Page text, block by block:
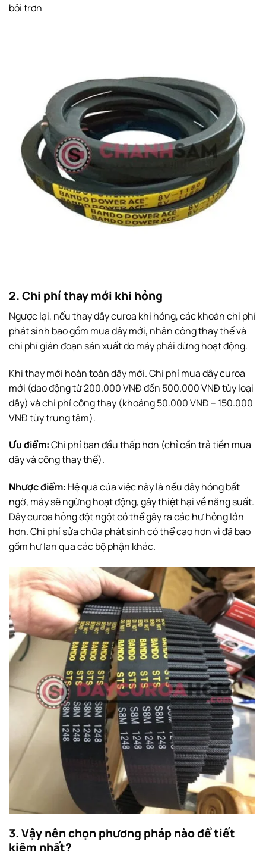
bôi trơn
2. Chi phí thay mới khi hỏng
Ngược lại, nếu thay dây curoa khi hỏng, các khoản chi phí
phát sinh bao gồm mua dây mới, nhân công thay thế và
chi phí gián đoạn sản xuất do máy phải dừng hoạt động.
Khi thay mới hoàn toàn dây mới. Chi phí mua dây curoa
mới (dao động từ 200.000 VNĐ đến 500.000 VNĐ tùy loại
dây) và chi phí công thay (khoảng 50.000 VNĐ – 150.000
VNĐ tùy trung tâm).
Ưu điểm:Chi phí ban đầu thấp hơn (chỉ cần trả tiền mua
dây và công thay thế).
Nhược điểm: Hệ quả của việc này là nếu dây hỏng bất
ngờ, máy sẽ ngừng hoạt động, gây thiệt hại về năng suất.
Dây curoa hỏng đột ngột có thể gây ra các hư hỏng lớn
hơn. Chi phí sửa chữa phát sinh có thể cao hơn vì đã bao
gồm hư lan qua các bộ phận khác.
3. Vậy nên chọn phương pháp nào để tiết
kiệm nhất?